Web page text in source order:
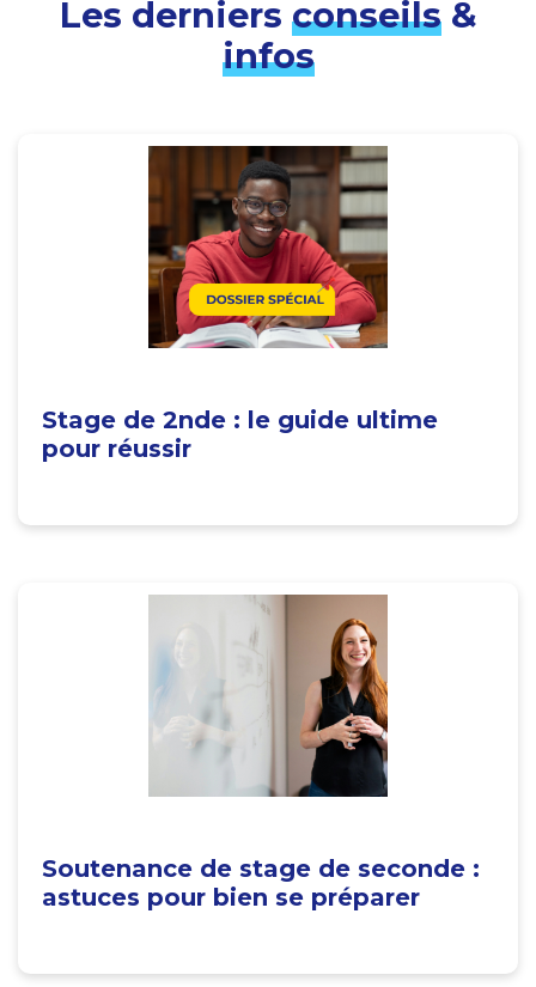
Les derniers conseils&
infos
Stage de 2nde : le guide ultime
pour réussir
Soutenance de stage de seconde :
astuces pour bien se préparer